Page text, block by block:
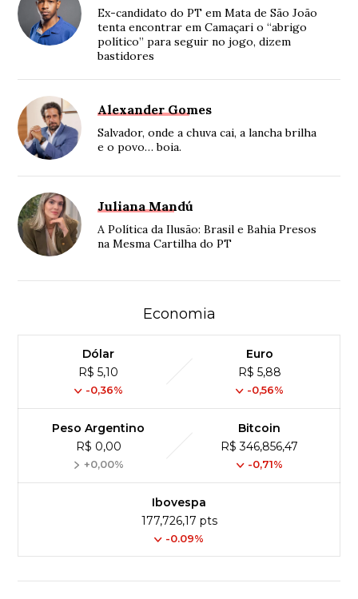
Ex-candidato do PT em Mata de São João
tenta encontrar em Camaçari o “abrigo
político” para seguir no jogo, dizem
bastidores
Alexander Gomes
Salvador, onde a chuva cai, a lancha brilha
e o povo… boia.
Juliana Mandú
A Política da Ilusão: Brasil e Bahia Presos
na Mesma Cartilha do PT
Economia
Dólar
R$ 5,10
-0,36%
Euro
R$ 5,88
-0,56%
Peso Argentino
R$ 0,00
+0,00%
Bitcoin
R$ 346,856,47
-0,71%
Ibovespa
177,726,17 pts
-0.09%